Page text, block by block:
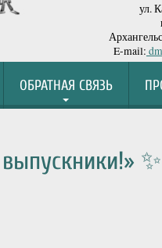
ул.
E-mail:
ОБРАТНАЯ СВЯЗЬ
✨